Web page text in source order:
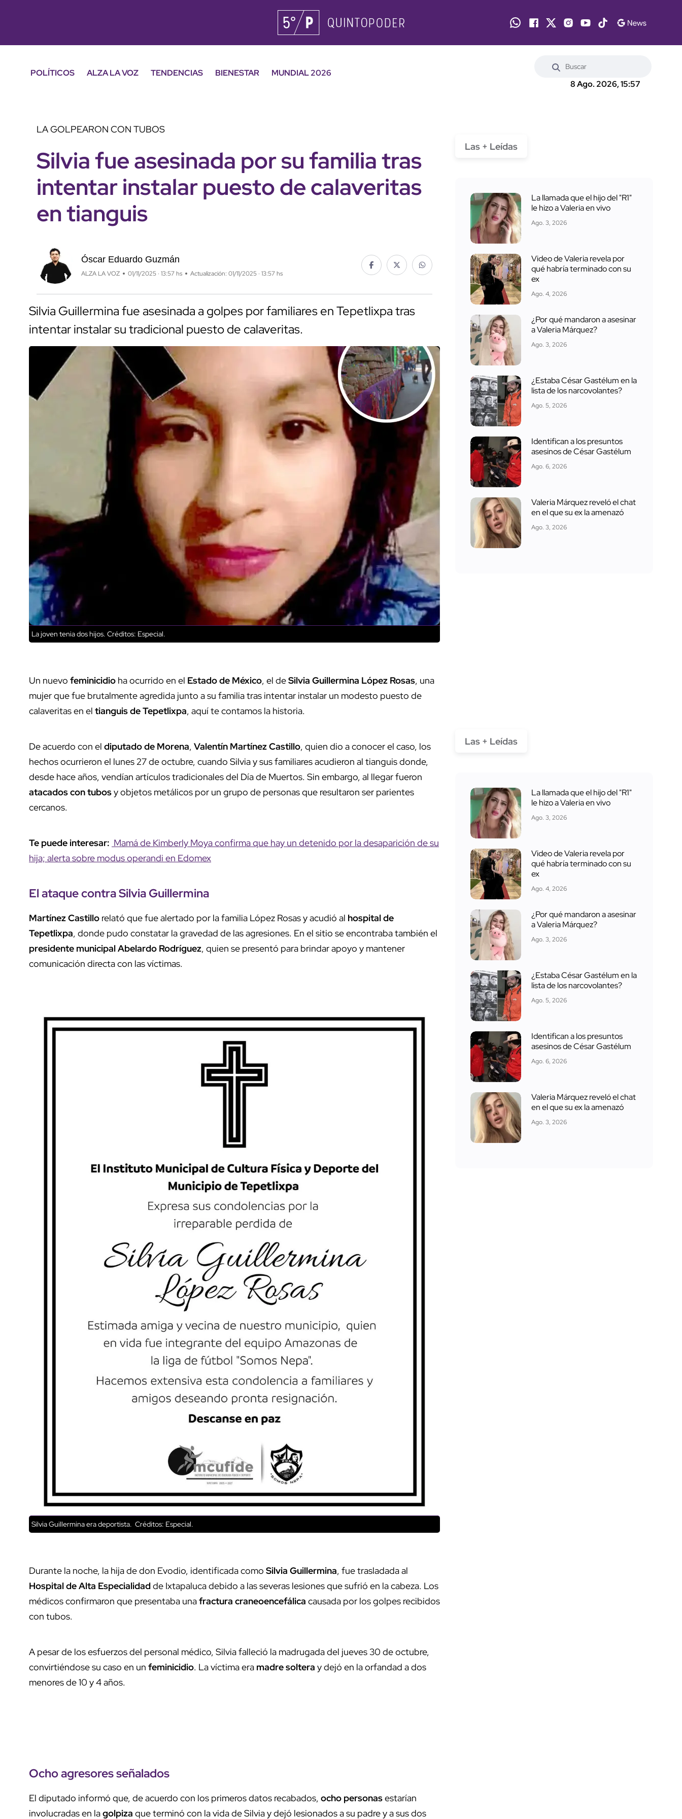
POLÍTICOS ALZA LA VOZ TENDENCIAS BIENESTAR
MUNDIAL 2026
8 Ago. 2026, 15:57
LA GOLPEARON CON TUBOS
Silvia fue asesinada por su familia tras
intentar instalar puesto de calaveritas
en tianguis
Óscar Eduardo Guzmán
ALZA LA VOZ 01/11/2025 · 13:57 hs Actualización: 01/11/2025 · 13:57 hs
Silvia Guillermina fue asesinada a golpes por familiares en Tepetlixpa tras
intentar instalar su tradicional puesto de calaveritas.
La joven tenia dos hijos. Créditos: Especial.
Un nuevo feminicidio ha ocurrido en el Estado de México, el deSilvia Guillermina López Rosas, una
mujer que fue brutalmente agredida junto a su familia tras intentar instalar un modesto puesto de
calaveritas en el tianguis de Tepetlixpa, aquí te contamos la historia.
De acuerdo con el diputado de Morena, Valentín Martínez Castillo, quien dio a conocer el caso, los
hechos ocurrieron el lunes 27 de octubre, cuando Silvia y sus familiares acudieron al tianguis donde,
desde hace años, vendían artículos tradicionales del Día de Muertos. Sin embargo, al llegar fueron
atacados con tubosy objetos metálicos por un grupo de personas que resultaron ser parientes
cercanos.
Te puede interesar: Mamá de Kimberly Moya confirma que hay un detenido por la desaparición de su
hija; alerta sobre modus operandi en Edomex
El ataque contraSilvia Guillermina
Martínez Castillo relató que fue alertado por la familia López Rosas y acudió al hospital de
Tepetlixpa, donde pudo constatar la gravedad de las agresiones. En el sitio se encontraba también el
presidente municipal Abelardo Rodríguez, quien se presentó para brindar apoyo y mantener
comunicación directa con las víctimas.
Silvia Guillermina era deportista. Créditos: Especial.
Durante la noche, la hija de don Evodio, identificada como Silvia Guillermina, fue trasladada al
Hospital de Alta Especialidadde Ixtapaluca debido a las severas lesiones que sufrió en la cabeza. Los
médicos confirmaron que presentaba unafractura craneoencefálica causada por los golpes recibidos
con tubos.
A pesar de los esfuerzos del personal médico, Silvia falleció la madrugada del jueves 30 de octubre,
convirtiéndose su caso en un feminicidio. La víctima era madre soltera y dejó en la orfandad a dos
menores de 10 y 4 años.
Ocho agresores señalados
El diputado informó que, de acuerdo con los primeros datos recabados, ocho personasestarían
involucradas en lagolpiza que terminó con la vida de Silvia y dejó lesionados a su padre y a sus dos
Las + Leídas
La llamada que el hijo del "R1"
le hizo a Valeria en vivo
Ago. 3, 2026
Video de Valeria revela por
qué habría terminado con su
ex
Ago. 4, 2026
¿Por qué mandaron a asesinar
a Valeria Márquez?
Ago. 3, 2026
¿Estaba César Gastélum en la
lista de los narcovolantes?
Ago. 5, 2026
Identifican a los presuntos
asesinos de César Gastélum
Ago. 6, 2026
Valeria Márquez reveló el chat
en el que su ex la amenazó
Ago. 3, 2026
Las + Leídas
La llamada que el hijo del "R1"
le hizo a Valeria en vivo
Ago. 3, 2026
Video de Valeria revela por
qué habría terminado con su
ex
Ago. 4, 2026
¿Por qué mandaron a asesinar
a Valeria Márquez?
Ago. 3, 2026
¿Estaba César Gastélum en la
lista de los narcovolantes?
Ago. 5, 2026
Identifican a los presuntos
asesinos de César Gastélum
Ago. 6, 2026
Valeria Márquez reveló el chat
en el que su ex la amenazó
Ago. 3, 2026